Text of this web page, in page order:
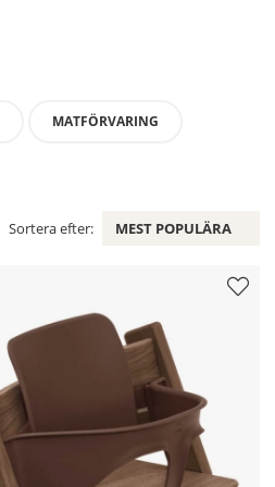
MATFÖRVARING
Sortera efter: MEST POPULÄRA